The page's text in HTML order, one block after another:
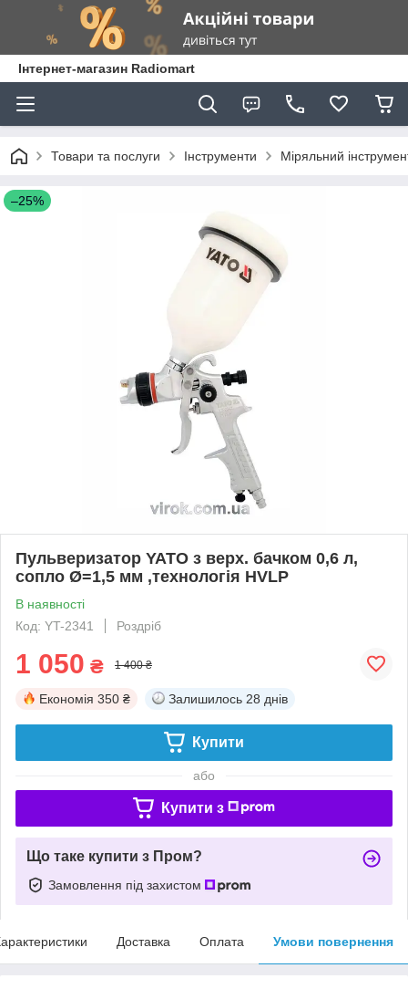
Інтернет-магазин Radiomart
Товари та послуги Інструменти Міряльний
–25%
Пульверизатор YATO з верх. бачком 0,6 л,
сопло Ø=1,5 мм ,технологія HVLP
В наявності
Код: YT-2341
Роздріб
1 050 ₴ 1 400 ₴
Економія 350 ₴ Залишилось 28 днів
Купити
або
Купити з
Що таке купити з Пром?
Замовлення під захистом
Доставка Оплата Умови повернення